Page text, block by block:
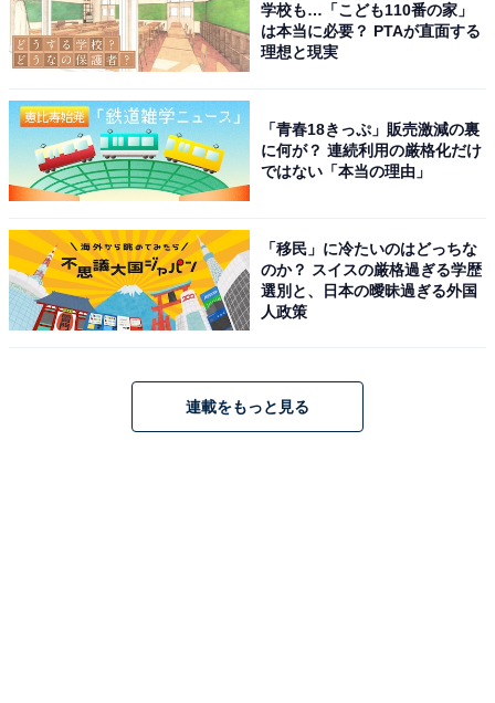
学校も…「こども110番の家」
は本当に必要？ PTAが直面する
理想と現実
「青春18きっぷ」販売激減の裏
に何が？ 連続利用の厳格化だけ
ではない「本当の理由」
「移民」に冷たいのはどっちな
のか？ スイスの厳格過ぎる学歴
選別と、日本の曖昧過ぎる外国
人政策
連載をもっと見る